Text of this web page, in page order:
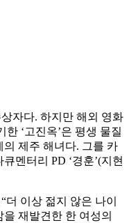
자다. 하지만 해외 영화
‘고진옥’은 평생 물질
의 제주 해녀다. 그를 카
멘터리 PD ‘경훈’(지현
이상 젊지 않은 나이
재발견한 한 여성의